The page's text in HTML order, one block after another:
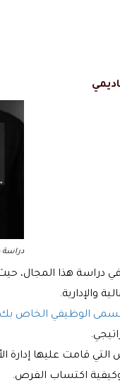
دراسة
يتم دراسته خلال 21 محاضرة،
والإدارية.
الوظيفي الخاص بك
قامت عليها إدارة
اكتساب الفرص.